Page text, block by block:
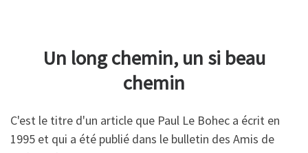
Un long chemin, un si beau
chemin
C'est le titre d'un article que Paul Le Bohec a écrit en
1995 et qui a été publié dans le bulletin des Amis de